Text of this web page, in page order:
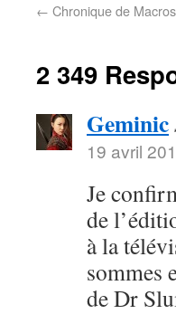
← Chronique de
2 349
Geminic
19 avril
Je
de
à la
sommes
de Dr